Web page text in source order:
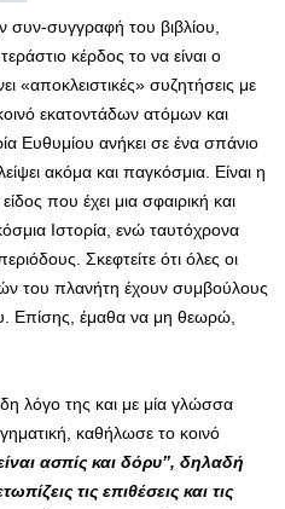
συν-συγγραφή του βιβλίου,
κέρδος το να είναι ο
«αποκλειστικές» συζητήσεις με
εκατοντάδων ατόμων και
Ευθυμίου ανήκει σε ένα σπάνιο
ακόμα και παγκόσμια. Είναι η
που έχει μια σφαιρική και
Ιστορία, ενώ ταυτόχρονα
Σκεφτείτε ότι όλες οι
του πλανήτη έχουν συμβούλους
Επίσης, έμαθα να μη θεωρώ,
λόγο της και με μία γλώσσα
καθήλωσε το κοινό
ασπίς και δόρυ’’, δηλαδή
τις επιθέσεις και τις